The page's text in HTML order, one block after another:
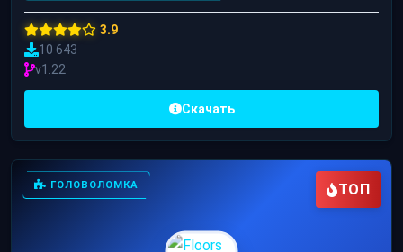
3.9
10 643
v1.22
Скачать
ГОЛОВОЛОМКА ТОП